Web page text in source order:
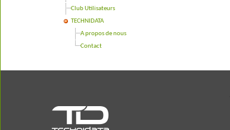
Club Utilisateurs
TECHNIDATA
A propos de nous
Contact